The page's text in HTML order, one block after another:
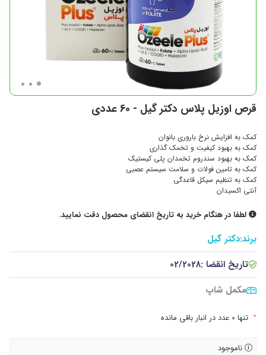
قرص اوزیل پلاس دکتر گیل - 60 عددی
کمک به افزایش نرخ باروری بانوان
کمک به بهبود کیفیت و تخمک گذاری
کمک به بهبود سندروم تخمدان پلی کیستیک
کمک به تامین فولات و سلامت سیستم عصبی
کمک به تنظیم سیکل قاعدگی
آنتی اکسیدان
لطفا در هنگام خرید به تاریخ انقضای محصول دقت نمایید.
برند:دکتر گیل
تاریخ انقضا :02/2028
مکمل شاپ
• تنها 0 عدد در انبار باقی مانده
ناموجود